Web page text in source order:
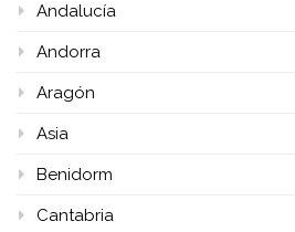
Andalucía
Andorra
Aragón
Asia
Benidorm
Cantabria